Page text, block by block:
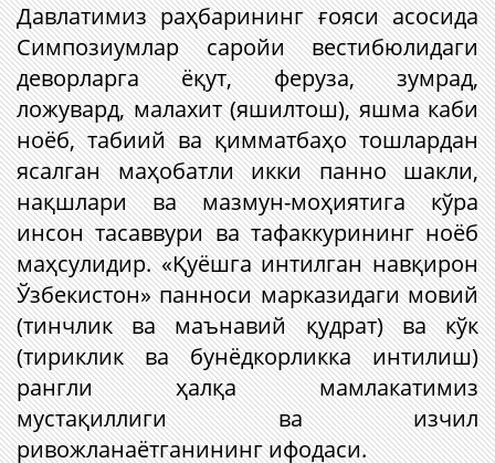
Давлатимиз раҳбарининг ғояси асосида
Симпозиумлар саройи вестибюлидаги
деворларга ёқут, феруза, зумрад,
ложувард, малахит (яшилтош), яшма каби
ноёб, табиий ва қимматбаҳо тошлардан
ясалган маҳобатли икки панно шакли,
нақшлари ва мазмун-моҳиятига кўра
инсон тасаввури ва тафаккурининг ноёб
маҳсулидир. «Қуёшга интилган навқирон
Ўзбекистон» панноси марказидаги мовий
(тинчлик ва маънавий қудрат) ва кўк
(тириклик ва бунёдкорликка интилиш)
рангли ҳалқа мамлакатимиз
мустақиллиги ва изчил
ривожланаётганининг ифодаси.